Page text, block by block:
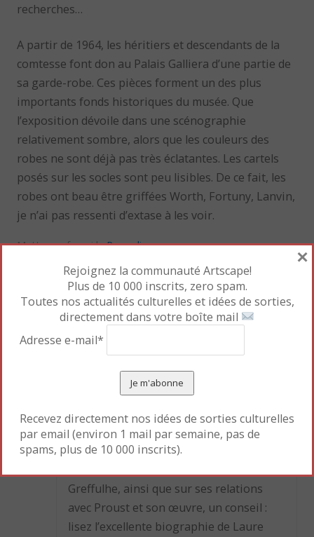
recherches…
A partir de 1964, les héritiers et descendants de la
comtesse font don au Palais Galliera d’une partie de
sa garde-robe. Ces pièces forment un des plus
importants fonds historiques du musée. Que
l’exposition dévoile dans une scénographie
relativement sombre, alors que les couleurs des
robes ne sont déjà pas très éclatantes. Les cartels
posés sur les socles sont peu lisibles. De ce fait, les
robes ont beau être griffées Worth, Fortuny, Lanvin,
je n’ai pas ressenti d’extase à les voir.
Mettre en favori lePermalien.
« L’âge d’or de l’estampe
française
La vache orange
d’Albertine en coffret !
La mode retrouvée
Oscar 4 JANVIER 2016 À 9:10
Greffulhe, ainsi que sur ses relations
avec Proust et son œuvre, un conseil :
lisez l’excellente biographie de Laure
Rejoignez la communauté Artscape!
Plus de 10 000 inscrits, zero spam.
Toutes nos actualités culturelles et idées de sorties,
directement dans votre boîte mail
Adresse e-mail*
Recevez directement nos idées de sorties culturelles
par email (environ 1 mail par semaine, pas de
spams, plus de 10 000 inscrits).
×